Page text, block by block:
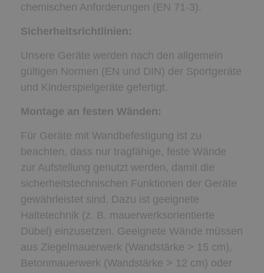
chemischen Anforderungen (EN 71-3).
Sicherheitsrichtlinien:
Unsere Geräte werden nach den allgemein
gültigen Normen (EN und DIN) der Sportgeräte
und Kinderspielgeräte gefertigt.
Montage an festen Wänden:
Für Geräte mit Wandbefestigung ist zu
beachten, dass nur tragfähige, feste Wände
zur Aufstellung genutzt werden, damit die
sicherheitstechnischen Funktionen der Geräte
gewährleistet sind. Dazu ist geeignete
Haltetechnik (z. B. mauerwerksorientierte
Dübel) einzusetzen. Geeignete Wände müssen
aus Ziegelmauerwerk (Wandstärke > 15 cm),
Betonmauerwerk (Wandstärke > 12 cm) oder